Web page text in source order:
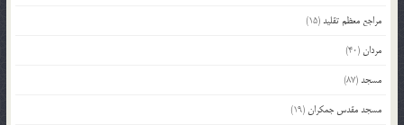
مراجع معظم تقلید(15)
مردان(40)
مسجد(87)
مسجد مقدس جمکران(19)